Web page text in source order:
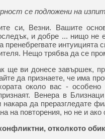
се подложени на
си, Везни. Вашите
и добре ... нищо не
интуицията
Нещо трябва да се
ще ви донесе завършек,
да признаете, че има
около вас - особено
Венера в
да преразгледате
на повторения, но не и ако
отколкото